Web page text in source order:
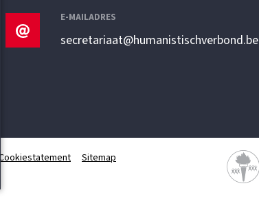
E-MAILADRES
secretariaat@humanistischverbond.be
Cookiestatement Sitemap